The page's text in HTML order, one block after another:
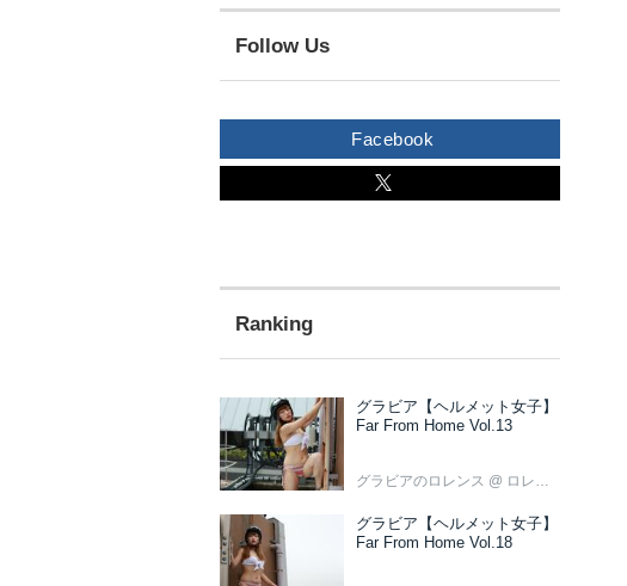
Follow Us
Facebook
グラビア【ヘルメット女子】
Far From Home Vol.13
グラビアのロレンス @ ロレンス編集部
グラビア【ヘルメット女子】
Far From Home Vol.18